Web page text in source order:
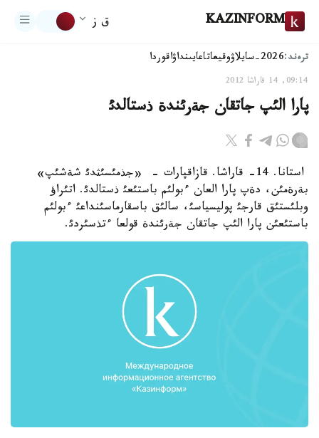
KAZINFORM ق ز
ترەند:2026-سايلاۋ وقيعاتاعايىنداۋاقوردا
09:14, 14 قاراشا 2012
پارا الئپ جاتقان جةرئندة ذستالدئ
استانا. 14- قاراشا. قازاقپارات - «جذمئسئثدئ شةشئپ»
بةرةمئن، دةپ پارا العان ءبولئم باستئعئ ذستالدئ. اتئراؤ
وبلئستئق قارجئ پوليسياسئ، سالئق باسقارماسئنداعئ ءبولئم
باستئعئن پارا الئپ جاتقان جةرئندة قولعا ءتذسئردئ.